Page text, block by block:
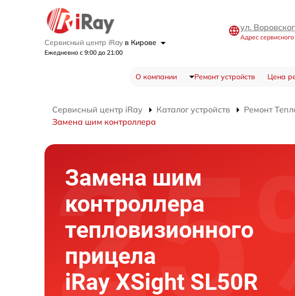
Сервисный центр iRay в Кирове
Ежедневно с 9:00 до 21:00
ул.
Адрес
О компании Ремонт устройств Цена
Сервисный центр iRay Каталог устройств Ремонт
Замена шим контроллера
Замена шим
контроллера
тепловизионного
прицела
iRay ХSight SL50R